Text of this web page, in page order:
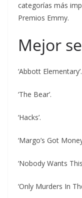
categorías más
Premios Emmy.
Mejor
‘Abbott Elementary’.
‘The Bear’.
‘Hacks’.
‘Margo’s Got
‘Nobody Wants
‘Only Murders In